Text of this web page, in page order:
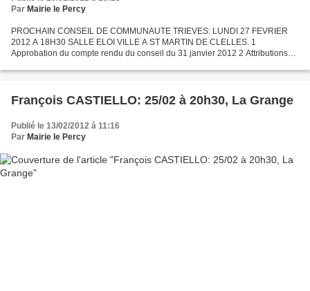
Par Mairie le Percy
PROCHAIN CONSEIL DE COMMUNAUTE TRIEVES: LUNDI 27 FEVRIER
2012 A 18H30 SALLE ELOI VILLE A ST MARTIN DE CLELLES. 1
Approbation du compte rendu du conseil du 31 janvier 2012 2 Attributions
François CASTIELLO: 25/02 à 20h30, La Grange
Publié le 13/02/2012 à 11:16
Par Mairie le Percy